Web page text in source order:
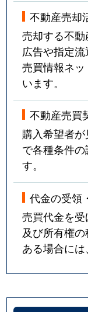
不動産売却
売却する不
広告や指定
売買情報ネ
います。
不動産売買
購入希望者
で各種条件
す。
代金の受領
売買代金を
及び所有権
ある場合には